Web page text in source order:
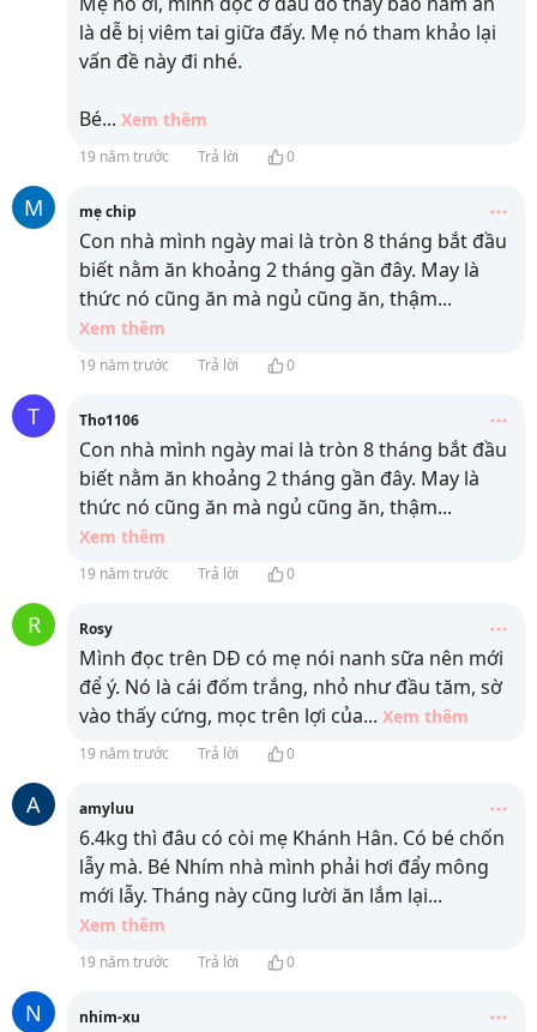
là dễ bị viêm tai giữa đấy. Mẹ nó tham khảo lại
vấn đề này đi nhé.
Bé... Xem thêm
19 năm trước Trả lời 0
M mẹ chip
Con nhà mình ngày mai là tròn 8 tháng bắt đầu
biết nằm ăn khoảng 2 tháng gần đây. May là
thức nó cũng ăn mà ngủ cũng ăn, thậm...
Xem thêm
19 năm trước Trả lời 0
T Tho1106
Con nhà mình ngày mai là tròn 8 tháng bắt đầu
biết nằm ăn khoảng 2 tháng gần đây. May là
thức nó cũng ăn mà ngủ cũng ăn, thậm...
Xem thêm
19 năm trước Trả lời 0
R Rosy
Mình đọc trên DĐ có mẹ nói nanh sữa nên mới
để ý. Nó là cái đốm trắng, nhỏ như đầu tăm, sờ
vào thấy cứng, mọc trên lợi của... Xem thêm
19 năm trước Trả lời 0
A amyluu
6.4kg thì đâu có còi mẹ Khánh Hân. Có bé chốn
lẫy mà. Bé Nhím nhà mình phải hơi đẩy mông
mới lẫy. Tháng này cũng lười ăn lắm lại...
Xem thêm
19 năm trước Trả lời 0
N nhim-xu